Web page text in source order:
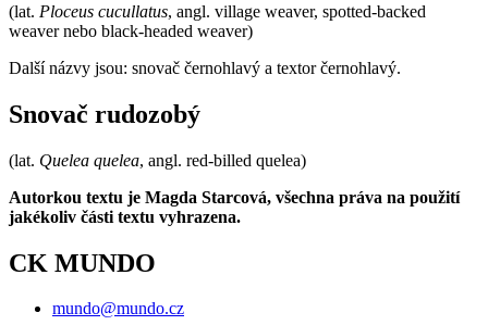
(lat. Ploceus cucullatus, angl. village weaver, spotted-backed
weaver nebo black-headed weaver)
Další názvy jsou: snovač černohlavý a textor černohlavý.
Snovač rudozobý
(lat. Quelea quelea, angl. red-billed quelea)
Autorkou textu je Magda Starcová, všechna práva na použití
jakékoliv části textu vyhrazena.
CK MUNDO
mundo@mundo.cz